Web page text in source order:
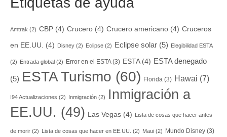
Amtrak (2) CBP (4) Crucero (4) Crucero americano (4) Cruceros
en EE.UU. (4) Disney (2) Eclipse (2) Eclipse solar (5) Elegibilidad ESTA
(2) Entrada global (2) Error en el ESTA(3) ESTA(4) ESTA denegado
(5) ESTA Turismo (60) Florida (3) Hawai (7)
I94 Actualizaciones (2) Inmigración (2)
Inmigración a
EE.UU. (49) Las Vegas (4) Lista de cosas que hacer antes
de morir (2) Lista de cosas que hacer en EE.UU. (2) Maui (2) Mundo Disney (3)